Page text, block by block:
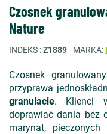
Czosnek
Nature
INDEKS Z1889 MARKA
Czosnek
przyprawa
granulacie. Klienci
doprawiać dania bez
marynat,